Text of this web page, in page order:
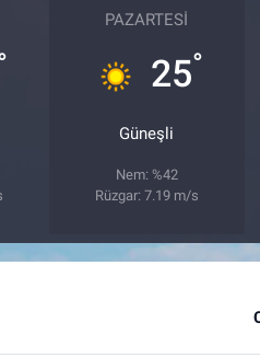
PAZARTESI
25°
Güneşli
Nem: %42
Rüzgar: 7.19 m/s